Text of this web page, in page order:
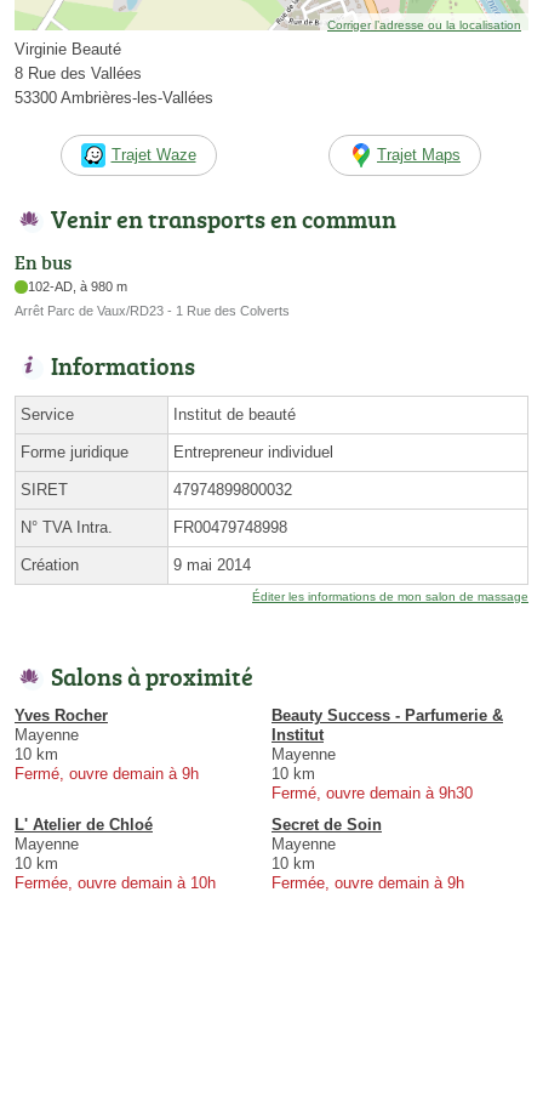
Corriger l’adresse ou la localisation
Virginie Beauté
8 Rue des Vallées
53300 Ambrières-les-Vallées
Trajet Waze Trajet Maps
Venir en transports en commun
En bus
102-AD, à 980 m
Arrêt Parc de Vaux/RD23 - 1 Rue des Colverts
Informations
Service Institut de beauté
Forme juridique Entrepreneur individuel
SIRET 47974899800032
N° TVA Intra. FR00479748998
Création 9 mai 2014
Éditer les informations de mon salon de massage
Salons à proximité
Yves Rocher
Mayenne
10 km
Fermé, ouvre demain à 9h
Beauty Success - Parfumerie &
Institut
Mayenne
10 km
Fermé, ouvre demain à 9h30
L' Atelier de Chloé
Mayenne
10 km
Fermée, ouvre demain à 10h
Secret de Soin
Mayenne
10 km
Fermée, ouvre demain à 9h